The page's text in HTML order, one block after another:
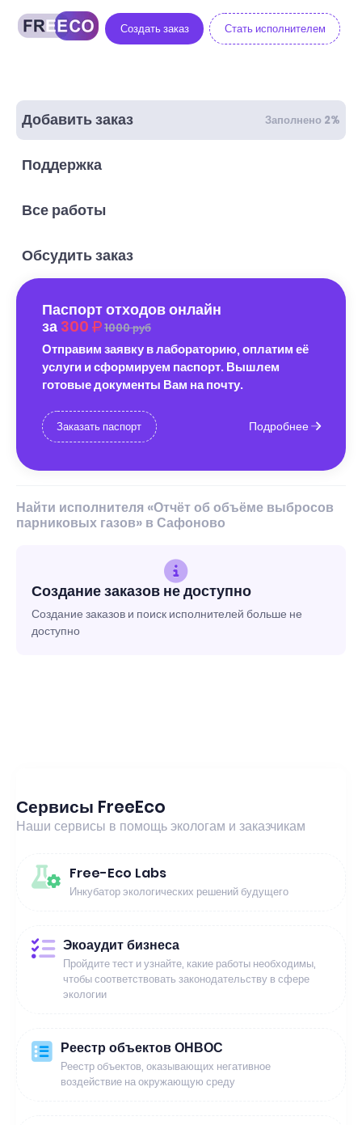
Создать заказ Стать исполнителем
Добавить заказ Заполнено 2%
Поддержка
Все работы
Обсудить заказ
Паспорт отходов онлайн
за 300 1000 руб
Отправим заявку в лабораторию, оплатим её
услуги и сформируем паспорт. Вышлем
готовые документы Вам на почту.
Заказать паспорт Подробнее
Найти исполнителя «Отчёт об объёме выбросов
парниковых газов» в Сафоново
Создание заказов не доступно
Создание заказов и поиск исполнителей больше не
доступно
Сервисы FreeEco
Наши сервисы в помощь экологам и заказчикам
Free-Eco Labs
Инкубатор экологических решений будущего
Экоаудит бизнеса
Пройдите тест и узнайте, какие работы необходимы,
чтобы соответствовать законодательству в сфере
экологии
Реестр объектов ОНВОС
Реестр объектов, оказывающих негативное
воздействие на окружающую среду